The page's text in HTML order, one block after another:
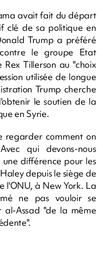
avait fait du départ
clé de sa politique en
Trump a préféré
le groupe Etat
Tillerson au "choix
utilisée de longue
Trump cherche
le soutien de la
en Syrie.
regarder comment on
qui devons-nous
différence pour les
depuis le siège de
l'ONU, à New York. La
ne pas vouloir se
Assad "de la même